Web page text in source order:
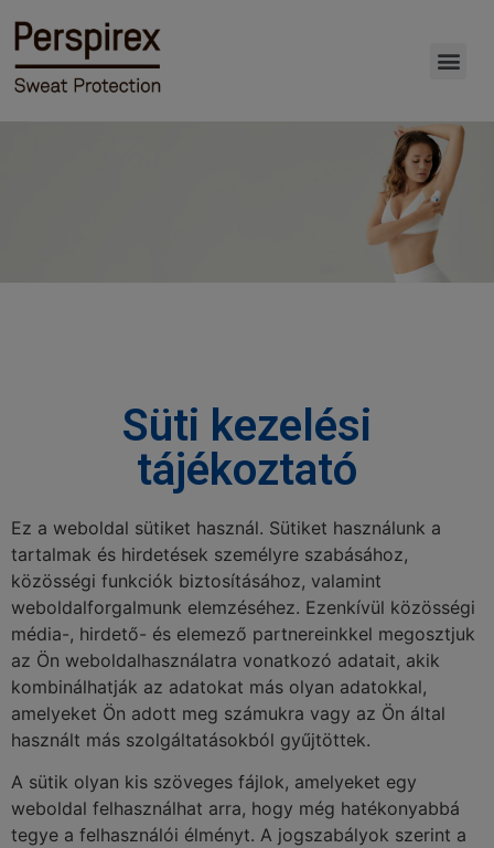
Süti kezelési
tájékoztató
Ez a weboldal sütiket használ. Sütiket használunk a
tartalmak és hirdetések személyre szabásához,
közösségi funkciók biztosításához, valamint
weboldalforgalmunk elemzéséhez. Ezenkívül közösségi
média-, hirdető- és elemező partnereinkkel megosztjuk
az Ön weboldalhasználatra vonatkozó adatait, akik
kombinálhatják az adatokat más olyan adatokkal,
amelyeket Ön adott meg számukra vagy az Ön által
használt más szolgáltatásokból gyűjtöttek.
A sütik olyan kis szöveges fájlok, amelyeket egy
weboldal felhasználhat arra, hogy még hatékonyabbá
tegye a felhasználói élményt. A jogszabályok szerint a